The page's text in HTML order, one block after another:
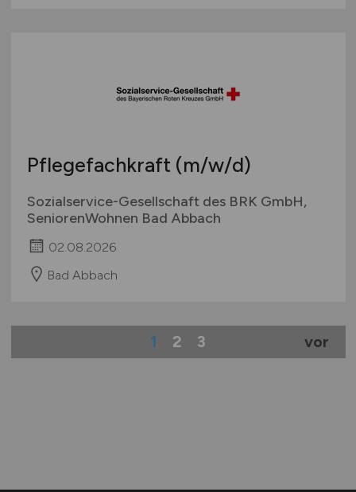
Pflegefachkraft (m/w/d)
Sozialservice-Gesellschaft des BRK GmbH,
SeniorenWohnen Bad Abbach
02.08.2026
Bad Abbach
1 2 3 vor